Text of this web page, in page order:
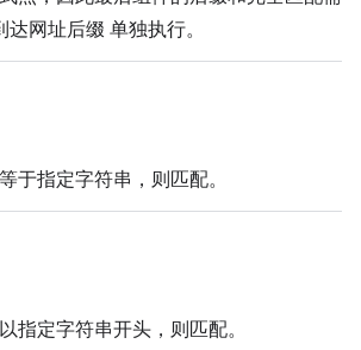
网址后缀 单独执行。
于指定字符串，则匹配。
指定字符串开头，则匹配。